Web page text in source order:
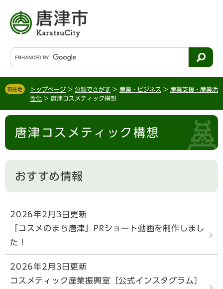
す
。
し
て
文
へ
G
o
g
l
カ
タ
現在地 トップページ > 分類でさがす > 産業・ビジネス > 産業支援・産業活
性化 > 唐津コスメティック構想
本
唐津コスメティック構想
おすすめ情報
2026年2月3日更新
「コスメのまち唐津」PRショート動画を制作しまし
た！
2026年2月3日更新
コスメティック産業振興室［公式インスタグラム］